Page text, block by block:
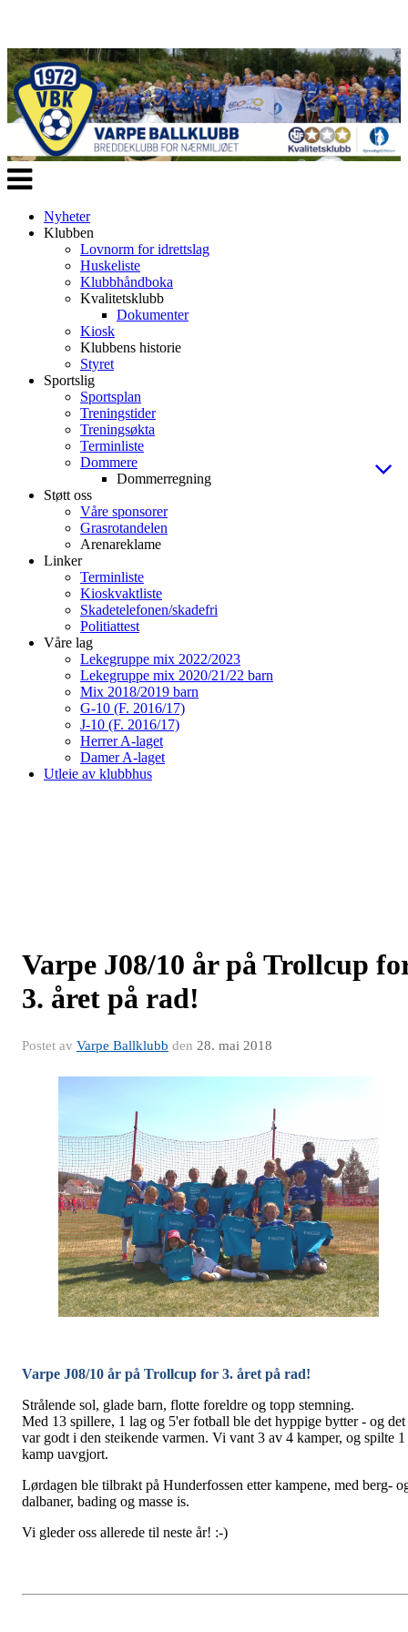
Veksle
navigasjon
Nyheter
Klubben
Lovnorm for idrettslag
Huskeliste
Klubbhåndboka
Kvalitetsklubb
Dokumenter
Kiosk
Klubbens historie
Styret
Sportslig
Sportsplan
Treningstider
Treningsøkta
Terminliste
Dommere
Dommerregning
Støtt oss
Våre sponsorer
Grasrotandelen
Arenareklame
Linker
Terminliste
Kioskvaktliste
Skadetelefonen/skadefri
Politiattest
Våre lag
Lekegruppe mix 2022/2023
Lekegruppe mix 2020/21/22 barn
Mix 2018/2019 barn
G-10 (F. 2016/17)
J-10 (F. 2016/17)
Herrer A-laget
Damer A-laget
Utleie av klubbhus
Varpe J08/10 år på Trollcup
3. året på rad!
Postet av Varpe Ballklubb den 28. mai 2018
Varpe J08/10 år på Trollcup for 3. året på rad!
Strålende sol, glade barn, flotte foreldre og topp stemning.
Med 13 spillere, 1 lag og 5'er fotball ble det hyppige bytter - og det
var godt i den steikende varmen. Vi vant 3 av 4 kamper, og spilte 1
kamp uavgjort.
Lørdagen ble tilbrakt på Hunderfossen etter kampene, med berg-
dalbaner, bading og masse is.
Vi gleder oss allerede til neste år! :-)